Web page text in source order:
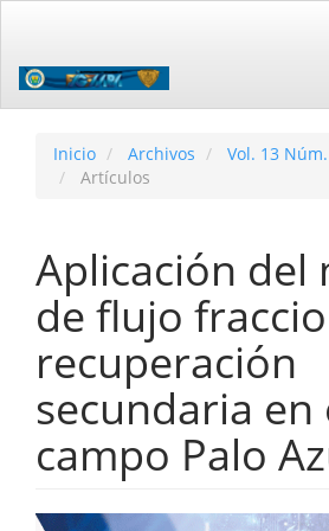
principal
Barra
Inicio Archivos
Vol. 13
Artículos
Aplicación del
de flujo
recuperación
secundaria en
campo Palo